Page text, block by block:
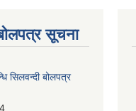
सूचना
सिलवन्दी बोलपत्र